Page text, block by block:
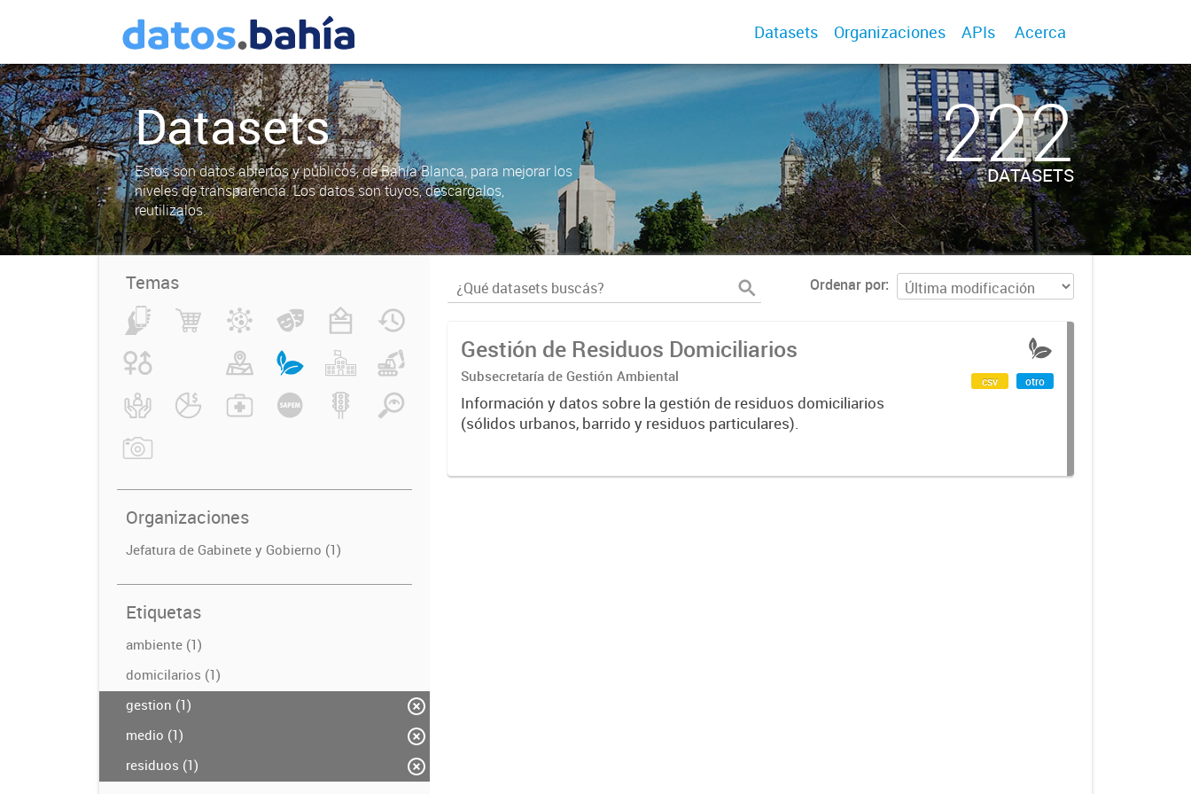
Datasets Organizaciones APIs Acerca
Datasets
Estos son datos abiertos y públicos, de Bahía Blanca, para mejorar los
niveles de transparencia. Los datos son tuyos, descargalos,
reutilizalos.
222
DATASETS
Temas
Organizaciones
Jefatura de Gabinete y Gobierno (1)
Etiquetas
ambiente (1)
domicilarios (1)
gestion (1)
medio (1)
residuos (1)
Ordenar por
Gestión de Residuos Domiciliarios
Subsecretaría de Gestión Ambiental
Información y datos sobre la gestión de residuos domiciliarios
(sólidos urbanos, barrido y residuos particulares).
csv otro